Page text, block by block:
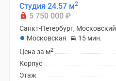
Студия 24.57 м2
5 750 000 ₽
Санкт-Петербург, Московский
Московская
15 мин.
Цена за м2
Корпус
Этаж